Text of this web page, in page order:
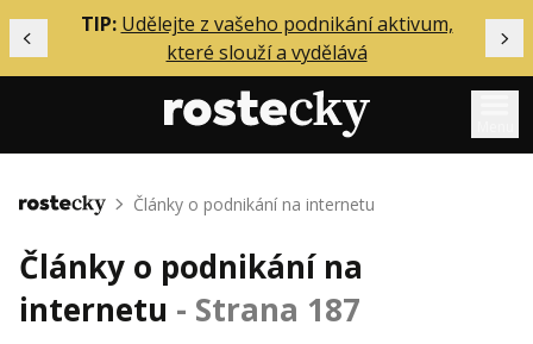
Předchozí
TIP: Udělejte z vašeho podnikání aktivum,
které slouží a vydělává
Mentoring
Podcasty
Solo
Akce
Domů Články o podnikání na internetu
Články o podnikání na
internetu - Strana 187